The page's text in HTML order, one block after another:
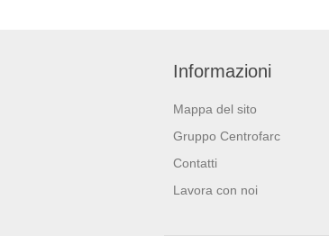
Informazioni
Mappa del sito
Gruppo Centrofarc
Contatti
Lavora con noi